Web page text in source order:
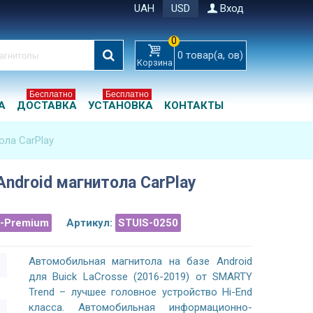
UAH USD Вход
Корзина
0
0 товар(а, ов)
ДОСТАВКА
Бесплатно
УСТАНОВКА
Бесплатно
КОНТАКТЫ
CarPlay
магнитола CarPlay
Premium Артикул: STUIS-0250
Автомобильная магнитола на базе Android
для Buick LaCrosse (2016-2019) от SMARTY
Trend – лучшее головное устройство Hi-End
класса. Автомобильная информационно-